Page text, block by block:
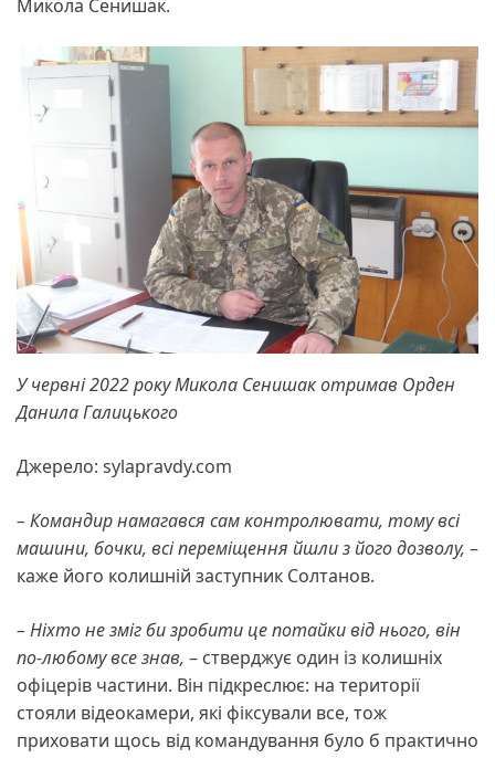
Микола Сенишак.
У червні 2022 року Микола Сенишак отримав Орден
Данила Галицького
Джерело: sylapravdy.com
– Командир намагався сам контролювати, тому всі
машини, бочки, всі переміщення йшли з його дозволу, –
каже його колишній заступник Солтанов.
– Ніхто не зміг би зробити це потайки від нього, він
по-любому все знав, – стверджує один із колишніх
офіцерів частини. Він підкреслює: на території
стояли відеокамери, які фіксували все, тож
приховати щось від командування було б практично